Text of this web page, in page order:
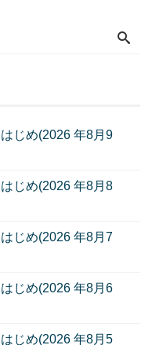
じめ(2026 年8月9
じめ(2026 年8月8
じめ(2026 年8月7
じめ(2026 年8月6
じめ(2026 年8月5